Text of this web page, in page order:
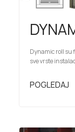
Dynamic roll su
sve vrste
POGLEDAJ